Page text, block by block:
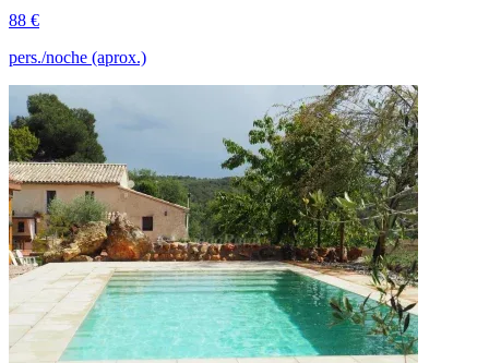
88 €
pers./noche (aprox.)